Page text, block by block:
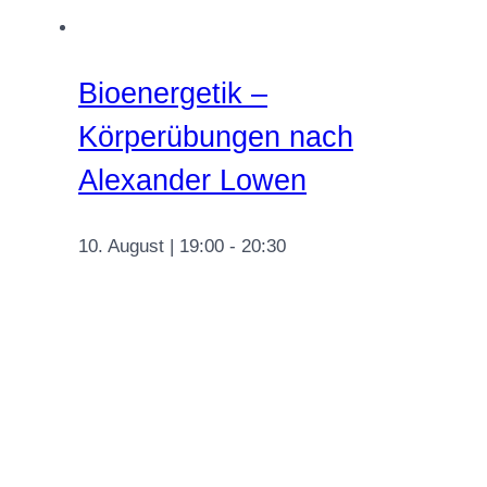
Bioenergetik –
Körperübungen nach
Alexander Lowen
10. August | 19:00 - 20:30